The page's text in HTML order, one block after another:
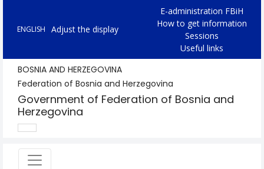
ENGLISH Adjust the display
E-administration FBiH
How to get information
Sessions
Useful links
BOSNIA AND HERZEGOVINA
Federation of Bosnia and Herzegovina
Government of Federation of Bosnia and
Herzegovina